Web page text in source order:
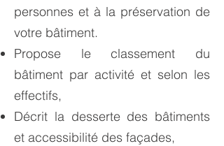
personnes et à la préservation de
votre bâtiment.
Propose le classement du
bâtiment par activité et selon les
effectifs,
Décrit la desserte des bâtiments
et accessibilité des façades,